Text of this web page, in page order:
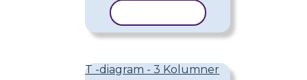
T -diagram - 3 Kolumner